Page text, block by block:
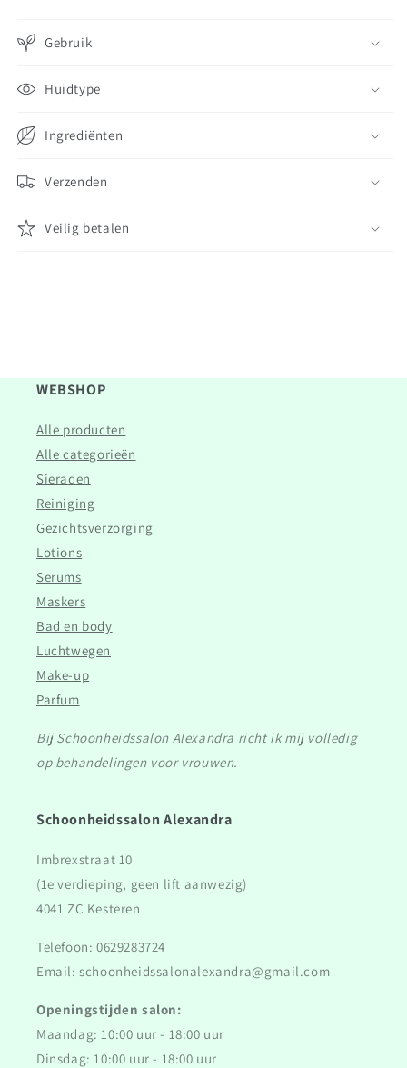
Gebruik
Huidtype
Ingrediënten
Verzenden
Veilig betalen
WEBSHOP
Alle producten
Alle categorieën
Sieraden
Reiniging
Gezichtsverzorging
Lotions
Serums
Maskers
Bad en body
Luchtwegen
Make-up
Parfum
Bij Schoonheidssalon Alexandra richt ik mij volledig
op behandelingen voor vrouwen.
Schoonheidssalon Alexandra
Imbrexstraat 10
(1e verdieping, geen lift aanwezig)
4041 ZC Kesteren
Telefoon: 0629283724
Email: schoonheidssalonalexandra@gmail.com
Openingstijden salon:
Maandag: 10:00 uur - 18:00 uur
Dinsdag: 10:00 uur - 18:00 uur